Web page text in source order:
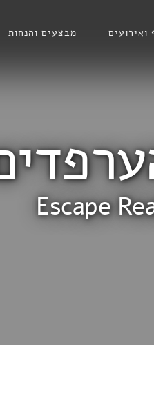
Escape
ואירועים מבצעים והנחות